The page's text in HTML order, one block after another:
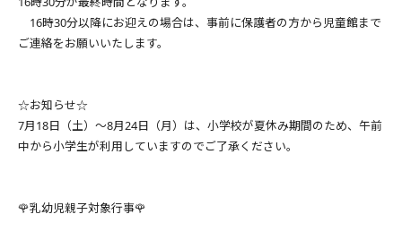
16時30分以降にお迎えの場合は、事前に保護者の方から児童館まで
ご連絡をお願いいたします。
☆お知らせ☆
7月18日（土）～8月24日（月）は、小学校が夏休み期間のため、午前
中から小学生が利用していますのでご了承ください。
🌹乳幼児親子対象行事🌹